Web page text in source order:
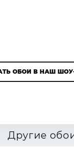
ОБОИ В НАШ
Другие